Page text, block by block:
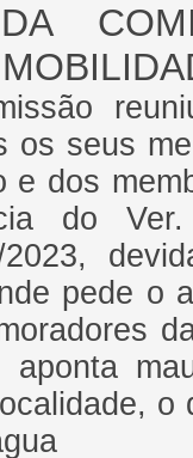
os seus
e dos
do
2023,
pede o
aponta